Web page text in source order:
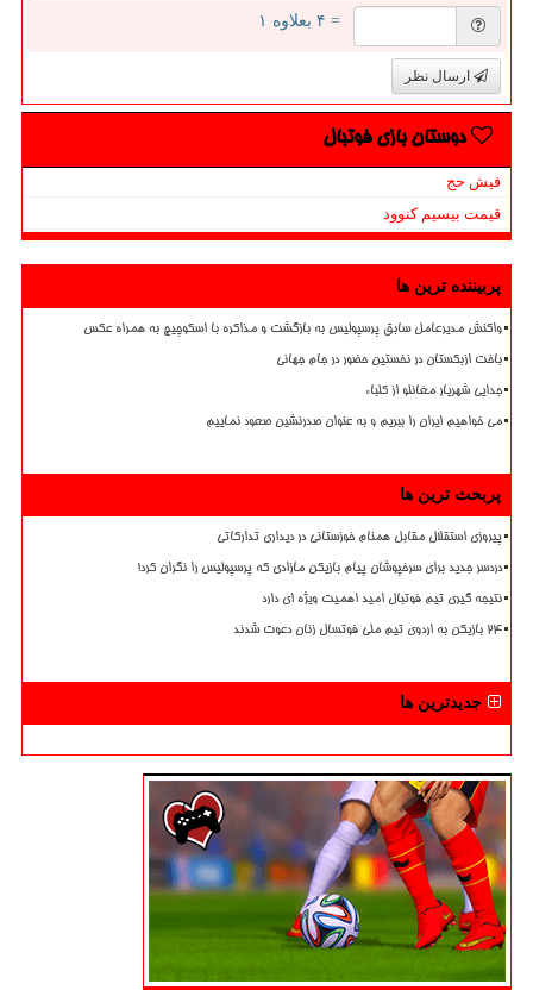
= ۴ بعلاوه ۱
ارسال نظر
دوستان بازی فوتبال
فیش حج
قیمت بیسیم کنوود
پربیننده ترین ها
واکنش مدیرعامل سابق پرسپولیس به بازگشت و مذاکره با اسکوچیچ به همراه عکس
باخت ازبکستان در نخستین حضور در جام جهانی
جدایی شهریار مغانلو از کلباء
می خواهیم ایران را ببریم و به عنوان صدرنشین صعود نماییم
پربحث ترین ها
پیروزی استقلال مقابل همنام خوزستانی در دیداری تدارکاتی
دردسر جدید برای سرخپوشان پیام بازیکن مازادی که پرسپولیس را نگران کرد!
نتیجه گیری تیم فوتبال امید اهمیت ویژه ای دارد
۲۴ بازیکن به اردوی تیم ملی فوتسال زنان دعوت شدند
جدیدترین ها